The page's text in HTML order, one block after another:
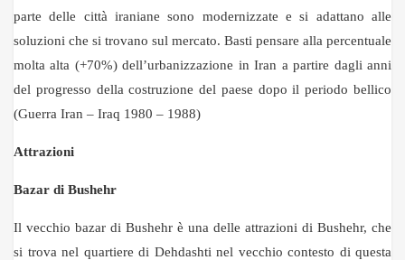
parte delle città iraniane sono modernizzate e si adattano alle
soluzioni che si trovano sul mercato. Basti pensare alla percentuale
molta alta (+70%) dell’urbanizzazione in Iran a partire dagli anni
del progresso della costruzione del paese dopo il periodo bellico
(Guerra Iran – Iraq 1980 – 1988)
Attrazioni
Bazar di Bushehr
Il vecchio bazar di Bushehr è una delle attrazioni di Bushehr, che
si trova nel quartiere di Dehdashti nel vecchio contesto di questa